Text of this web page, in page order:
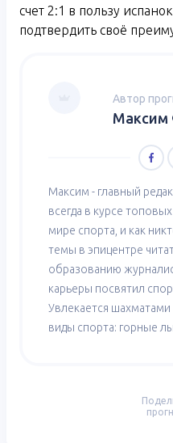
счет 2:1 в пользу
подтвердить своё
Автор
Максим
Максим - главный
всегда в курсе
мире спорта, и как
темы в эпицентре
образованию
карьеры посвятил
Увлекается
виды спорта: горные